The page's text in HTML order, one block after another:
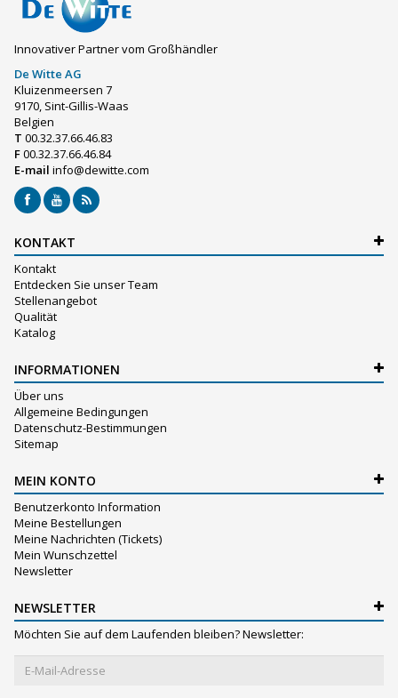
Innovativer Partner vom Großhändler
De Witte AG
Kluizenmeersen 7
9170, Sint-Gillis-Waas
Belgien
T 00.32.37.66.46.83
F00.32.37.66.46.84
E-mail info@dewitte.com
KONTAKT
Kontakt
Entdecken Sie unser Team
Stellenangebot
Qualität
Katalog
INFORMATIONEN
Über uns
Allgemeine Bedingungen
Datenschutz-Bestimmungen
Sitemap
MEIN KONTO
Benutzerkonto Information
Meine Bestellungen
Meine Nachrichten (Tickets)
Mein Wunschzettel
Newsletter
NEWSLETTER
Möchten Sie auf dem Laufenden bleiben? Newsletter: